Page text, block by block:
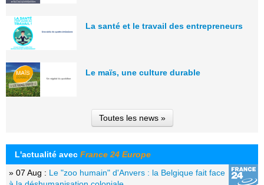
La santé et le travail des entrepreneurs
Le maïs, une culture durable
Toutes les news »
L'actualité avec France 24 Europe
» 07 Aug : Le "zoo humain" d'Anvers : la Belgique fait face